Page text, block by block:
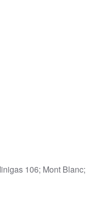
106; Mont